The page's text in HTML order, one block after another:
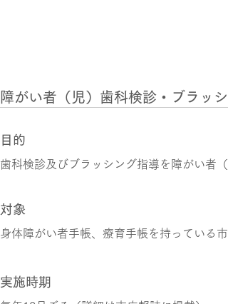
障がい者（児）歯科検診・ブラッ
目的
歯科検診及びブラッシング指導を障がい者
対象
身体障がい者手帳、療育手帳を持っている
実施時期